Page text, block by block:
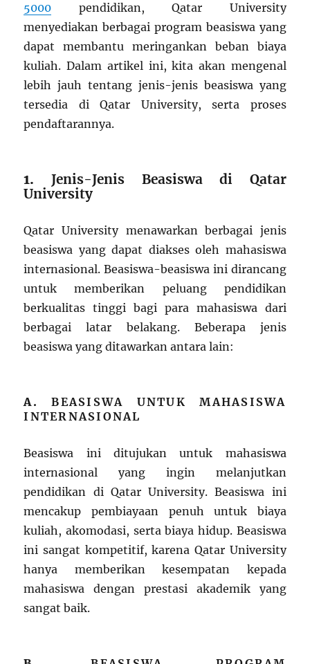
5000 pendidikan, Qatar University
menyediakan berbagai program beasiswa yang
dapat membantu meringankan beban biaya
kuliah. Dalam artikel ini, kita akan mengenal
lebih jauh tentang jenis-jenis beasiswa yang
tersedia di Qatar University, serta proses
pendaftarannya.
1. Jenis-Jenis Beasiswa di Qatar
University
Qatar University menawarkan berbagai jenis
beasiswa yang dapat diakses oleh mahasiswa
internasional. Beasiswa-beasiswa ini dirancang
untuk memberikan peluang pendidikan
berkualitas tinggi bagi para mahasiswa dari
berbagai latar belakang. Beberapa jenis
beasiswa yang ditawarkan antara lain:
A.BEASISWA UNTUK MAHASISWA
INTERNASIONAL
Beasiswa ini ditujukan untuk mahasiswa
internasional yang ingin melanjutkan
pendidikan di Qatar University. Beasiswa ini
mencakup pembiayaan penuh untuk biaya
kuliah, akomodasi, serta biaya hidup. Beasiswa
ini sangat kompetitif, karena Qatar University
hanya memberikan kesempatan kepada
mahasiswa dengan prestasi akademik yang
sangat baik.